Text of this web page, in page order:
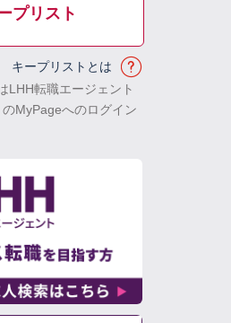
プリスト
キープリストとは
LHH転職エージェント
のMyPageへのログイン